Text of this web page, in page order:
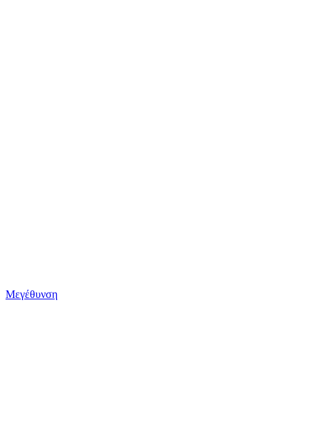
Μεγέθυνση